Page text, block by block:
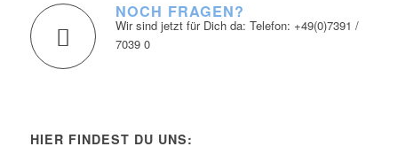
NOCH FRAGEN?
Wir sind jetzt für Dich da: Telefon: +49(0)7391 /
7039 0
HIER FINDEST DU UNS: